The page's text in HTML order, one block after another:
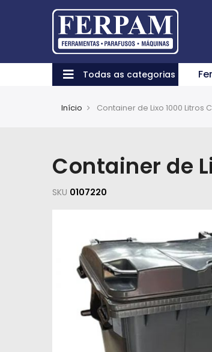
Todas as categorias
Início Container de Lixo 1000 Litros
Container de
SKU 0107220